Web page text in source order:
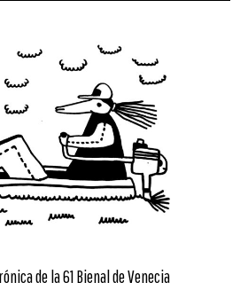
de la 61 Bienal de Venecia